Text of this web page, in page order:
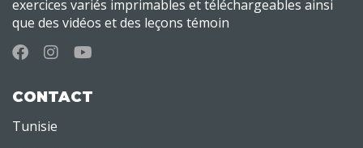
exercices variés imprimables et téléchargeables ainsi
que des vidéos et des leçons témoin
CONTACT
Tunisie